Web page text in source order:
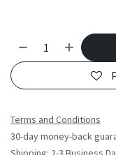
Terms and Conditions
30-day money-back